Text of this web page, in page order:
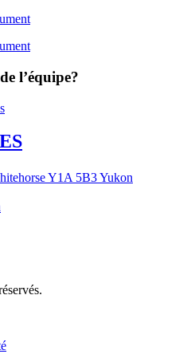
l’équipe?
Y1A 5B3 Yukon